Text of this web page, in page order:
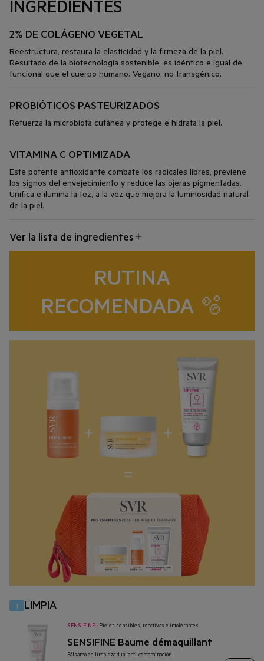
INGREDIENTES
2% DE COLÁGENO VEGETAL
Reestructura, restaura la elasticidad y la firmeza de la piel.
Resultado de la biotecnología sostenible, es idéntico e igual de
funcional que el cuerpo humano. Vegano, no transgénico.
PROBIÓTICOS PASTEURIZADOS
Refuerza la microbiota cutánea y protege e hidrata la piel.
VITAMINA C OPTIMIZADA
Este potente antioxidante combate los radicales libres, previene
los signos del envejecimiento y reduce las ojeras pigmentadas.
Unifica e ilumina la tez, a la vez que mejora la luminosidad natural
de la piel.
Ver la lista de ingredientes
RUTINA
RECOMENDADA 🫧
1 LIMPIA
SENSIFINE | Pieles sensibles, reactivas e intolerantes
SENSIFINE Baume démaquillant
Bálsamo de limpieza dual anti-contaminación